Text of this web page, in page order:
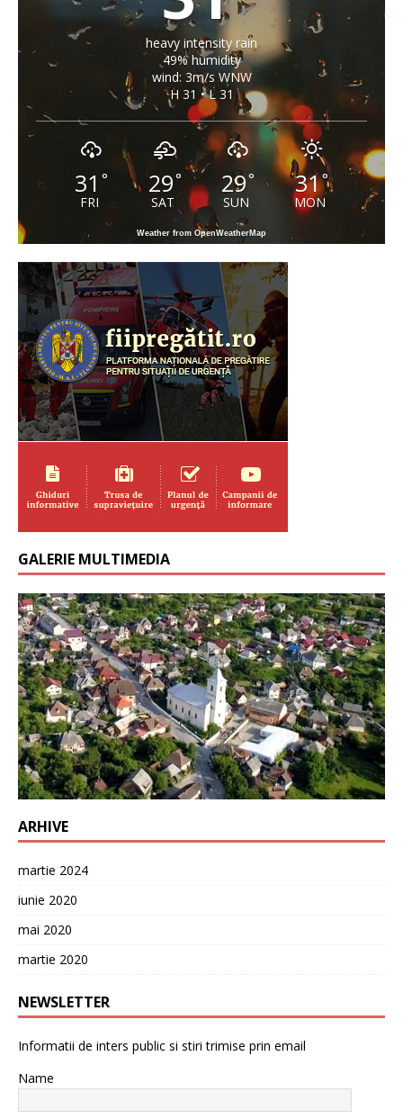
heavy intensity rain
49% humidity
wind: 3m/s WNW
H 31 • L 31
31 °
FRI
29°
SAT
29°
SUN
31°
MON
Weather from OpenWeatherMap
GALERIE MULTIMEDIA
ARHIVE
martie 2024
iunie 2020
mai 2020
martie 2020
NEWSLETTER
Informatii de inters public si stiri trimise prin email
Name